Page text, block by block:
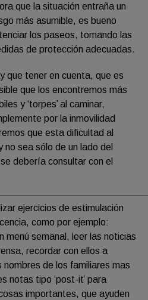
que la situación entraña un
más asumible, es bueno
los paseos, tomando las
de protección adecuadas.
que tener en cuenta, que es
que los encontremos más
y ‘torpes’ al caminar,
por la inmovilidad
que esta dificultad al
sea sólo de un lado del
debería consultar con el
ejercicios de estimulación
como por ejemplo:
menú semanal, leer las noticias
recordar con ellos a
de los familiares mas
notas tipo ‘post-it’ para
importantes, que ayuden